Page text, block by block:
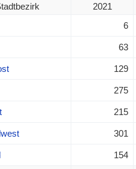
2021
6
63
129
275
215
301
154